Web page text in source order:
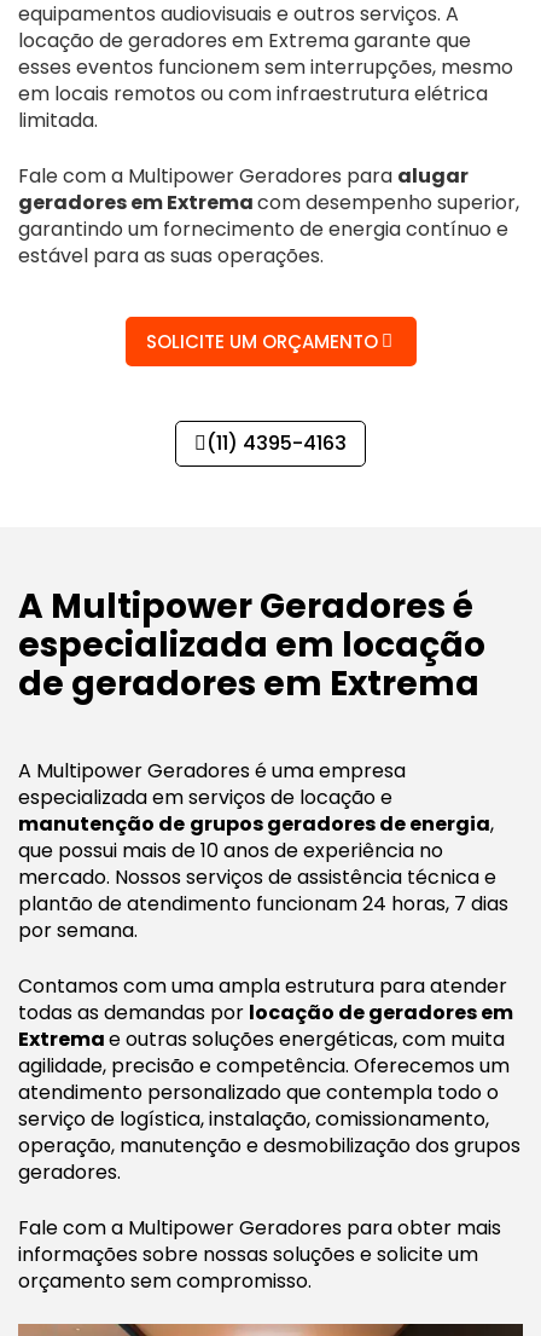
equipamentos audiovisuais e outros serviços. A
locação de geradores em Extrema garante que
esses eventos funcionem sem interrupções, mesmo
em locais remotos ou com infraestrutura elétrica
limitada.
Fale com a Multipower Geradores para alugar
geradores em Extremacom desempenho superior,
garantindo um fornecimento de energia contínuo e
estável para as suas operações.
SOLICITE UM ORÇAMENTO
(11) 4395-4163
A Multipower Geradores é
especializada em locação
de geradores em Extrema
A Multipower Geradores é uma empresa
especializada em serviços de locação e
manutenção de grupos geradores de energia,
que possui mais de 10 anos de experiência no
mercado. Nossos serviços de assistência técnica e
plantão de atendimento funcionam 24 horas, 7 dias
por semana.
Contamos com uma ampla estrutura para atender
todas as demandas por locação de geradores em
Extremae outras soluções energéticas, com muita
agilidade, precisão e competência. Oferecemos um
atendimento personalizado que contempla todo o
serviço de logística, instalação, comissionamento,
operação, manutenção e desmobilização dos grupos
geradores.
Fale com a Multipower Geradores para obter mais
informações sobre nossas soluções e solicite um
orçamento sem compromisso.